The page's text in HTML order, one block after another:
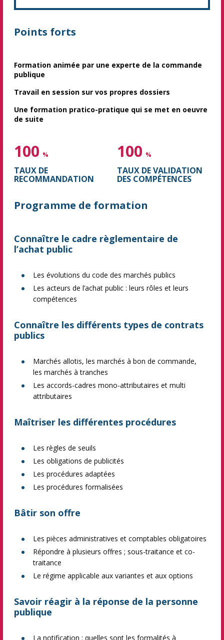
Points forts
Formation animée par une experte de la commande
publique
Travail en session sur vos propres dossiers
Une formation pratico-pratique qui se met en oeuvre
de suite
100 %
TAUX DE
RECOMMANDATION
100 %
TAUX DE VALIDATION
DES COMPÉTENCES
Programme de formation
Connaître le cadre règlementaire de
l’achat public
Les évolutions du code des marchés publics
Les acteurs de l’achat public : leurs rôles et leurs
compétences
Connaître les différents types de contrats
publics
Marchés allotis, les marchés à bon de commande,
les marchés à tranches
Les accords-cadres mono-attributaires et multi
attributaires
Maîtriser les différentes procédures
Les règles de seuils
Les obligations de publicités
Les procédures adaptées
Les procédures formalisées
Bâtir son offre
Les pièces administratives et comptables obligatoires
Répondre à plusieurs offres ; sous-traitance et co-
traitance
Le régime applicable aux variantes et aux options
Savoir réagir à la réponse de la personne
publique
La notification : quelles sont les formalités à